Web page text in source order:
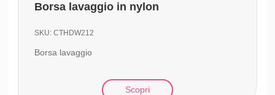
Borsa lavaggio in nylon
SKU:CTHDW212
Borsa lavaggio
Scopri